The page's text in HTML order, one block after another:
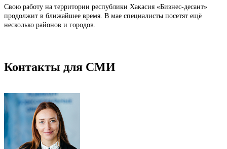
Свою работу на территории республики Хакасия «Бизнес-десант»
продолжит в ближайшее время. В мае специалисты посетят ещё
несколько районов и городов.
Контакты для СМИ